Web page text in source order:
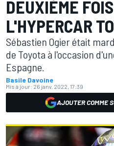
DEUXIÈME
L'HYPERCAR
Sébastien Ogier était
de Toyota à l'occasion
Espagne.
Basile Davoine
Mis à jour: 26 janv. 2022, 17:39
AJOUTER COMME